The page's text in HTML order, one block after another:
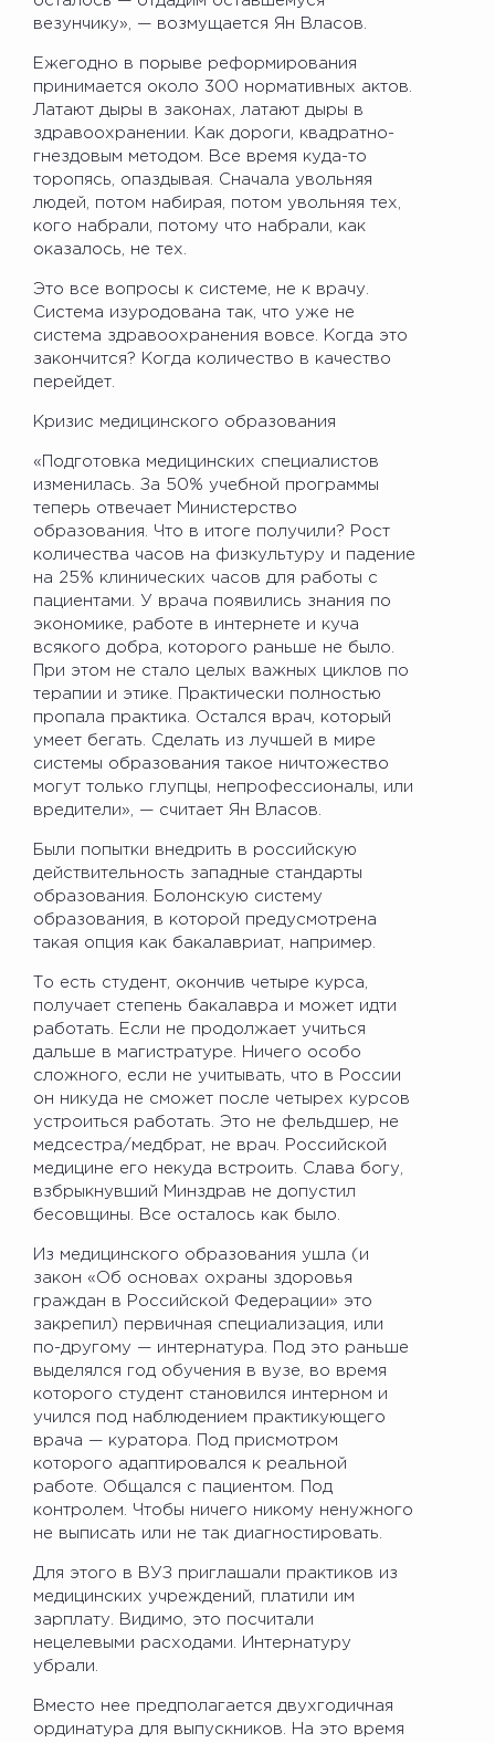
везунчику», — возмущается Ян Власов.
Ежегодно в порыве реформирования
принимается около 300 нормативных актов.
Латают дыры в законах, латают дыры в
здравоохранении. Как дороги, квадратно-
гнездовым методом. Все время куда-то
торопясь, опаздывая. Сначала увольняя
людей, потом набирая, потом увольняя тех,
кого набрали, потому что набрали, как
оказалось, не тех.
Это все вопросы к системе, не к врачу.
Система изуродована так, что уже не
система здравоохранения вовсе. Когда это
закончится? Когда количество в качество
перейдет.
Кризис медицинского образования
«Подготовка медицинских специалистов
изменилась. За 50% учебной программы
теперь отвечает Министерство
образования. Что в итоге получили? Рост
количества часов на физкультуру и падение
на 25% клинических часов для работы с
пациентами. У врача появились знания по
экономике, работе в интернете и куча
всякого добра, которого раньше не было.
При этом не стало целых важных циклов по
терапии и этике. Практически полностью
пропала практика. Остался врач, который
умеет бегать. Сделать из лучшей в мире
системы образования такое ничтожество
могут только глупцы, непрофессионалы, или
вредители», — считает Ян Власов.
Были попытки внедрить в российскую
действительность западные стандарты
образования. Болонскую систему
образования, в которой предусмотрена
такая опция как бакалавриат, например.
То есть студент, окончив четыре курса,
получает степень бакалавра и может идти
работать. Если не продолжает учиться
дальше в магистратуре. Ничего особо
сложного, если не учитывать, что в России
он никуда не сможет после четырех курсов
устроиться работать. Это не фельдшер, не
медсестра/медбрат, не врач. Российской
медицине его некуда встроить. Слава богу,
взбрыкнувший Минздрав не допустил
бесовщины. Все осталось как было.
Из медицинского образования ушла (и
закон «Об основах охраны здоровья
граждан в Российской Федерации» это
закрепил) первичная специализация, или
по-другому — интернатура. Под это раньше
выделялся год обучения в вузе, во время
которого студент становился интерном и
учился под наблюдением практикующего
врача — куратора. Под присмотром
которого адаптировался к реальной
работе. Общался с пациентом. Под
контролем. Чтобы ничего никому ненужного
не выписать или не так диагностировать.
Для этого в ВУЗ приглашали практиков из
медицинских учреждений, платили им
зарплату. Видимо, это посчитали
нецелевыми расходами. Интернатуру
убрали.
Вместо нее предполагается двухгодичная
ординатура для выпускников. На это время